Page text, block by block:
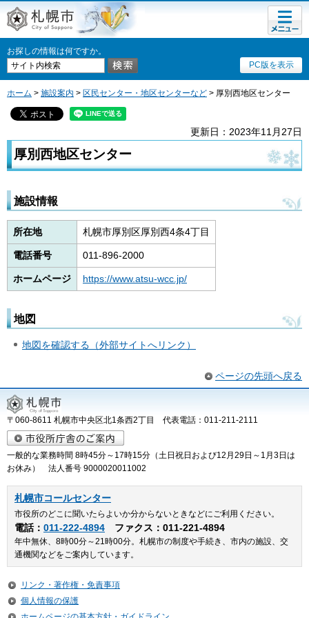
札幌市
お探しの情報は何ですか。
PC版を表示
メニュ
ー
ホーム > 施設案内 > 区民センター・地区センターなど > 厚別西地区センター
更新日：2023年11月27日
厚別西地区センター
施設情報
所在地 札幌市厚別区厚別西4条4丁目
電話番号 011-896-2000
ホームページ https://www.atsu-wcc.jp/
地図
地図を確認する（外部サイトへリンク）
ページの先頭へ戻る
〒060-8611 札幌市中央区北1条西2丁目 代表電話：011-211-2111
一般的な業務時間 8時45分～17時15分（土日祝日および12月29日～1月3日は
お休み） 法人番号 9000020011002
札幌市コールセンター
市役所のどこに聞いたらよいか分からないときなどにご利用ください。
電話： 011-222-4894 ファクス：011-221-4894
年中無休、8時00分～21時00分。札幌市の制度や手続き、市内の施設、交
通機関などをご案内しています。
リンク・著作権・免責事項
個人情報の保護